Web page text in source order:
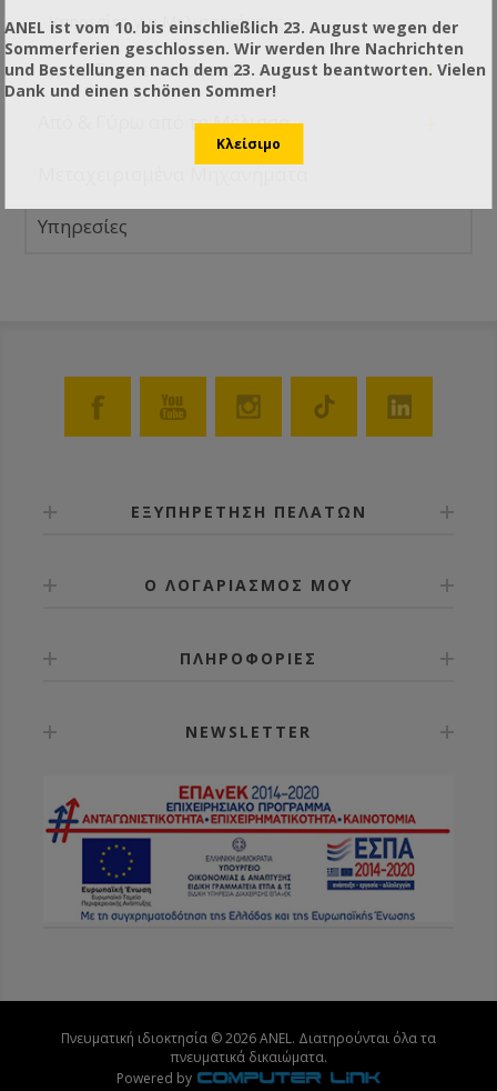
Υπηρεσίες για Μελισσοκόμους
Για το Συσκευαστήριο +
Από & Γύρω από τη Μέλισσα
Υπηρεσίες
ΕΞΥΠΗΡΕΤΗΣΗ ΠΕΛΑΤΩΝ
Ο ΛΟΓΑΡΙΑΣΜΟΣ ΜΟΥ
ΠΛΗΡΟΦΟΡΙΕΣ
NEWSLETTER
Πνευματική ιδιοκτησία © 2026 ANEL. Διατηρούνται όλα τα
πνευματικά δικαιώματα.
Powered by
ANEL ist vom 10. bis einschließlich 23. August wegen der
Sommerferien geschlossen. Wir werden Ihre Nachrichten
und Bestellungen nach dem 23. August beantworten. Vielen
Dank und einen schönen Sommer!